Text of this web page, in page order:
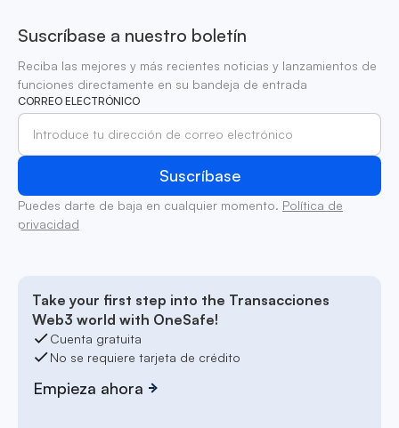
Suscríbase a nuestro boletín
Reciba las mejores y más recientes noticias y lanzamientos de
funciones directamente en su bandeja de entrada
CORREO ELECTRÓNICO
Puedes darte de baja en cualquier momento. Política de
privacidad
Take your first step into the Transacciones
Web3 world with OneSafe!
Cuenta gratuita
No se requiere tarjeta de crédito
Empieza ahora